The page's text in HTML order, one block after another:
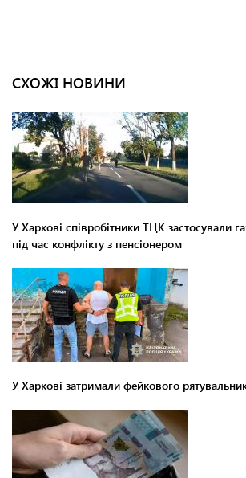
СХОЖІ НОВИНИ
У Харкові співробітники ТЦК застосували
під час конфлікту з пенсіонером
У Харкові затримали фейкового